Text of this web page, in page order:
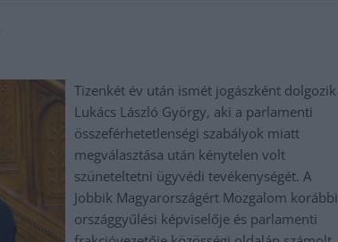
Tizenkét év után ismét jogászként dolgozik
Lukács László György, aki a parlamenti
összeférhetetlenségi szabályok miatt
megválasztása után kénytelen volt
szüneteltetni ügyvédi tevékenységét. A
Jobbik Magyarországért Mozgalom korábbi
országgyűlési képviselője és parlamenti